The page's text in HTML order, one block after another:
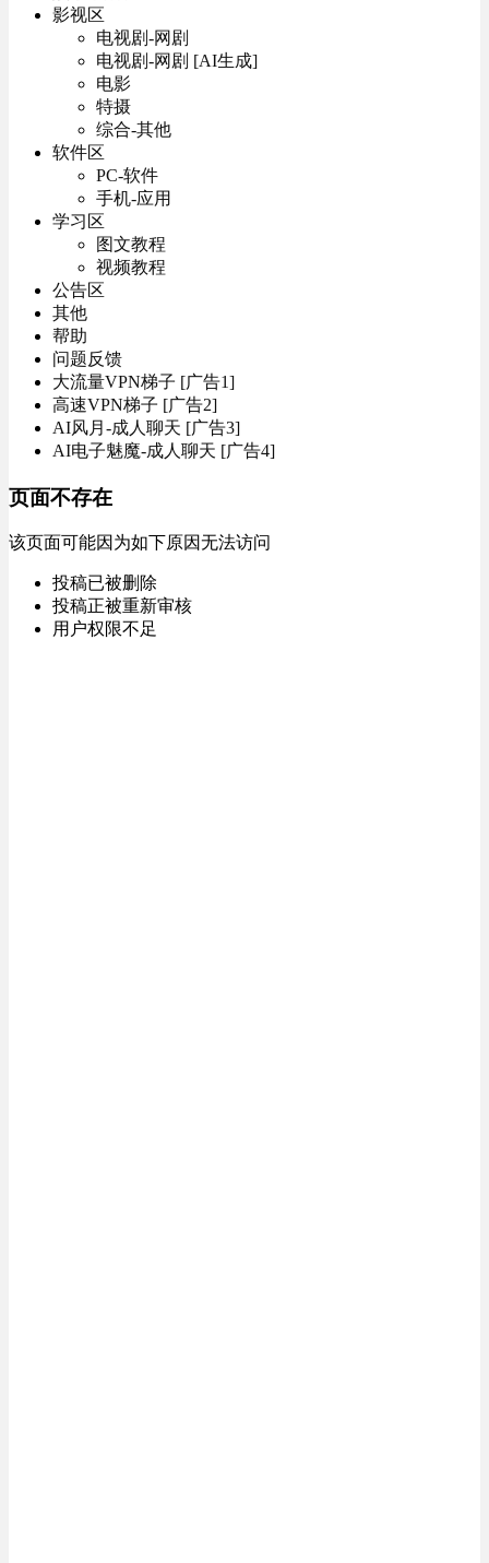
影视区
电视剧-网剧
电视剧-网剧 [AI生成]
电影
特摄
综合-其他
软件区
PC-软件
手机-应用
学习区
图文教程
视频教程
公告区
其他
帮助
问题反馈
大流量VPN梯子 [广告1]
高速VPN梯子 [广告2]
AI风月-成人聊天 [广告3]
AI电子魅魔-成人聊天 [广告4]
页面不存在
该页面可能因为如下原因无法访问
投稿已被删除
投稿正被重新审核
用户权限不足